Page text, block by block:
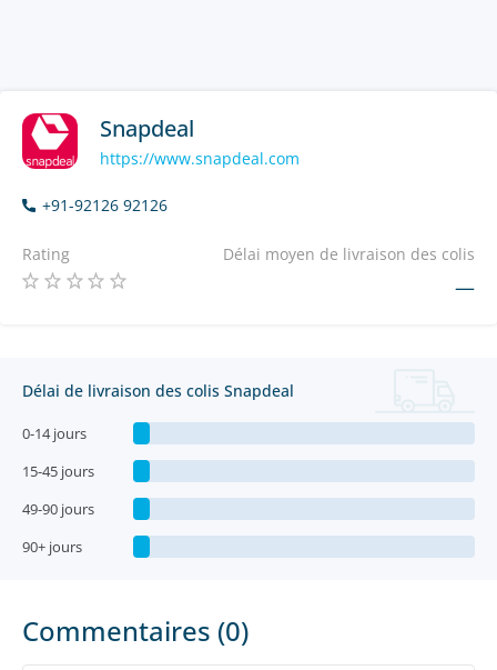
Snapdeal
https://www.snapdeal.com
+91-92126 92126
Rating Délai moyen de livraison des colis
—
Délai de livraison des colis Snapdeal
0-14 jours
15-45 jours
49-90 jours
90+ jours
Commentaires (0)